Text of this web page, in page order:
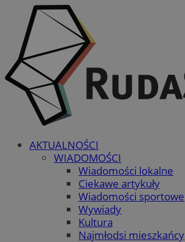
AKTUALNOŚCI
WIADOMOŚCI
Wiadomości lokalne
Ciekawe artykuły
Wiadomości sportowe
Wywiady
Kultura
Najmłodsi mieszkańcy